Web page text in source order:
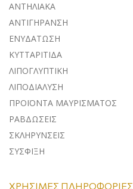
ΑΝΤΗΛΙΑΚΑ
ΑΝΤΙΓΗΡΑΝΣΗ
ΕΝΥΔΑΤΩΣΗ
ΚΥΤΤΑΡΙΤΙΔΑ
ΛΙΠΟΓΛΥΠΤΙΚΗ
ΛΙΠΟΔΙΑΛΥΣΗ
ΠΡΟΪΟΝΤΑ ΜΑΥΡΙΣΜΑΤΟΣ
ΡΑΒΔΩΣΕΙΣ
ΣΚΛΗΡΥΝΣΕΙΣ
ΣΥΣΦΙΞΗ
ΧΡΉΣΙΜΕΣ ΠΛΗΡΟΦΟΡΊΕΣ